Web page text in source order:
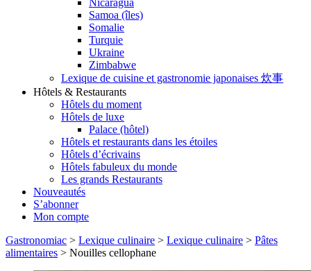
Nicaragua
Samoa (îles)
Somalie
Turquie
Ukraine
Zimbabwe
Lexique de cuisine et gastronomie japonaises 炊事
Hôtels & Restaurants
Hôtels du moment
Hôtels de luxe
Palace (hôtel)
Hôtels et restaurants dans les étoiles
Hôtels d’écrivains
Hôtels fabuleux du monde
Les grands Restaurants
Nouveautés
S’abonner
Mon compte
Gastronomiac > Lexique culinaire > Lexique culinaire > Pâtes
alimentaires > Nouilles cellophane